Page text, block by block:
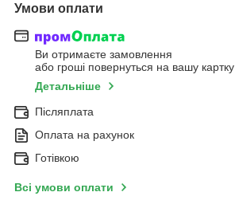
Умови оплати
Ви отримаєте замовлення
або гроші повернуться на вашу картку
Детальніше
Післяплата
Оплата на рахунок
Готівкою
Всі умови оплати